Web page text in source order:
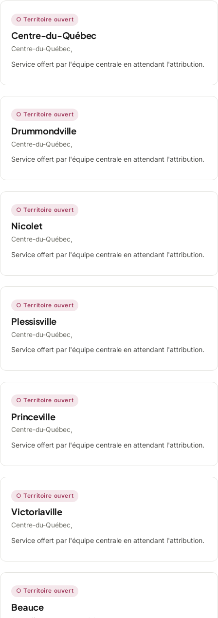
○ Territoire ouvert
Centre-du-Québec
Centre-du-Québec,
Service offert par l'équipe centrale en attendant l'attribution.
○ Territoire ouvert
Drummondville
Centre-du-Québec,
Service offert par l'équipe centrale en attendant l'attribution.
○ Territoire ouvert
Nicolet
Centre-du-Québec,
Service offert par l'équipe centrale en attendant l'attribution.
○ Territoire ouvert
Plessisville
Centre-du-Québec,
Service offert par l'équipe centrale en attendant l'attribution.
○ Territoire ouvert
Princeville
Centre-du-Québec,
Service offert par l'équipe centrale en attendant l'attribution.
○ Territoire ouvert
Victoriaville
Centre-du-Québec,
Service offert par l'équipe centrale en attendant l'attribution.
○ Territoire ouvert
Beauce